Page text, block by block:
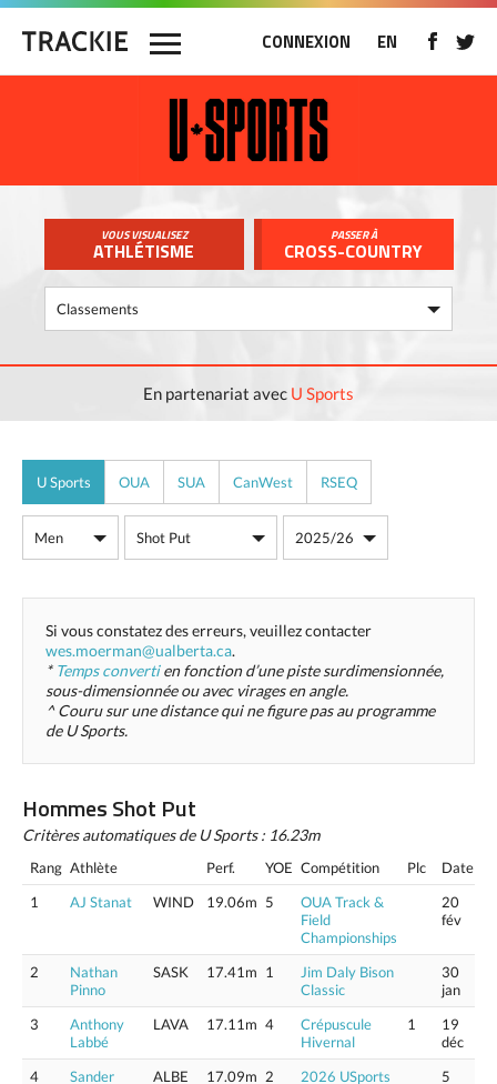
CONNEXION EN
VOUS VISUALISEZ
ATHLÉTISME
PASSER À
CROSS-COUNTRY
En partenariat avec U Sports
U Sports OUA SUA CanWest RSEQ
Si vous constatez des erreurs, veuillez contacter
wes.moerman@ualberta.ca.
* Temps convertien fonction d’une piste surdimensionnée,
sous-dimensionnée ou avec virages en angle.
^ Couru sur une distance qui ne figure pas au programme
de U Sports.
Hommes Shot Put
Critères automatiques de U Sports : 16.23m
Rang Athlète Perf. YOE Compétition Plc
Date
1
AJ Stanat WIND 19.06m 5
OUA Track &
Field
Championships
20
fév
2
Nathan
Pinno
SASK 17.41m 1
Jim Daly Bison
Classic
30
jan
3
Anthony
Labbé
LAVA 17.11m 4
Crépuscule
Hivernal
1
19
déc
4
Sander
ALBE 17.09m 2
2026 USports
5